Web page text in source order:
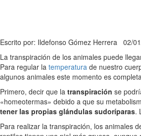
Escrito por: Ildefonso Gómez Herrera 02/
La transpiración de los animales puede
Para regular la temperatura de nuestro
algunos animales este momento es
Primero, decir que la transpiración se
«homeotermas» debido a que su
tener las propias glándulas sudoríparas.
Para realizar la transpiración, los animales